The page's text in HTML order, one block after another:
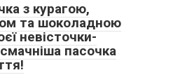
з курагою,
та шоколадною
невісточки-
пасочка